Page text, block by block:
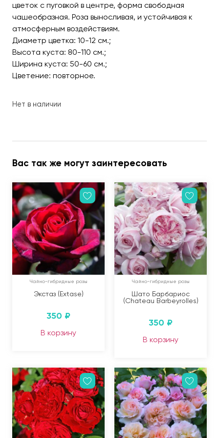
цветок с пуговкой в центре, форма свободная
чашеобразная. Роза выносливая, и устойчивая к
атмосферным воздействиям.
Диаметр цветка: 10-12 см.;
Высота куста: 80-110 см.;
Ширина куста: 50-60 см.;
Цветение: повторное.
Нет в наличии
Вас так же могут заинтересовать
Чайно-гибридные розы
Экстаз (Extase)
350 ₽
В корзину
Чайно-гибридные розы
Шато Барбариос
(Chateau Barbeyrolles)
350 ₽
В корзину